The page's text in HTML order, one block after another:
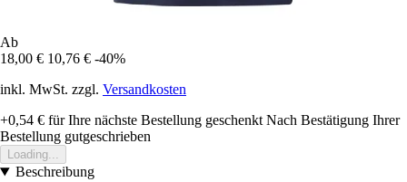
Ab
18,00 € 10,76 € -40%
inkl. MwSt. zzgl. Versandkosten
+0,54 € für Ihre nächste Bestellung geschenkt Nach Bestätigung Ihrer
Bestellung gutgeschrieben
Loading...
Beschreibung